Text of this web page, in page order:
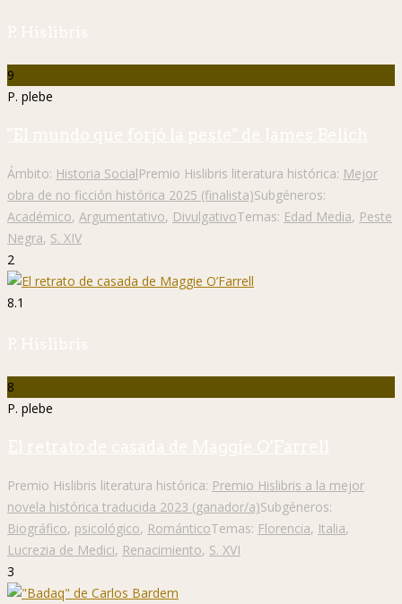
P. Hislibris
9
P. plebe
"El mundo que forjó la peste" de James Belich
Ámbito: Historia SocialPremio Hislibris literatura histórica: Mejor
obra de no ficción histórica 2025 (finalista)Subgéneros:
Académico, Argumentativo, DivulgativoTemas: Edad Media, Peste
Negra, S. XIV
2
8.1
P. Hislibris
8
P. plebe
El retrato de casada de Maggie O’Farrell
Premio Hislibris literatura histórica: Premio Hislibris a la mejor
novela histórica traducida 2023 (ganador/a)Subgéneros:
Biográfico, psicológico, RománticoTemas: Florencia, Italia,
Lucrezia de Medici, Renacimiento, S. XVI
3